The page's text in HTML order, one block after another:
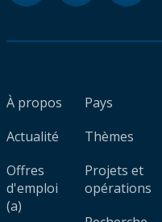
À propos
Actualité
Offres
d'emploi
(a)
Pays
Thèmes
Projets et
opérations